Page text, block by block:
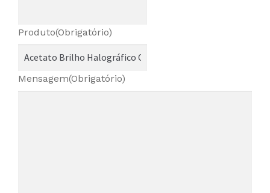
Produto(Obrigatório)
Mensagem(Obrigatório)